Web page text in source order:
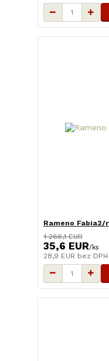
Rameno
1 266,1 EUR
35,6 EUR/ks
28,9 EUR bez DPH